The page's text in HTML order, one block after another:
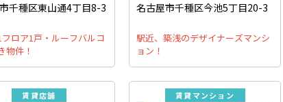
千種区東山通4丁目8-3
ロア1戸・ルーフバルコ
物件！
名古屋市千種区今池5丁目20-3
駅近、築浅のデザイナーズマンシ
ョン！
賃貸店舗 賃貸マンション